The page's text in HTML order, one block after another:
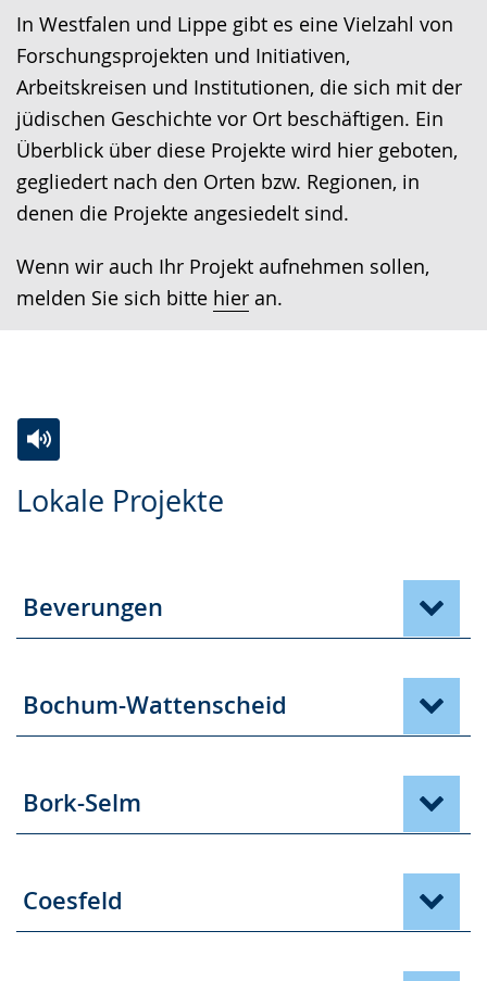
In Westfalen und Lippe gibt es eine Vielzahl von
Forschungsprojekten und Initiativen,
Arbeitskreisen und Institutionen, die sich mit der
jüdischen Geschichte vor Ort beschäftigen. Ein
Überblick über diese Projekte wird hier geboten,
gegliedert nach den Orten bzw. Regionen, in
denen die Projekte angesiedelt sind.
Wenn wir auch Ihr Projekt aufnehmen sollen,
melden Sie sich bitte hier an.
angezeigt.
Lokale Projekte
Leichten
Audio-
Video
Gebärdensprache
wird
Beverungen
Bochum-Wattenscheid
Bork-Selm
Coesfeld